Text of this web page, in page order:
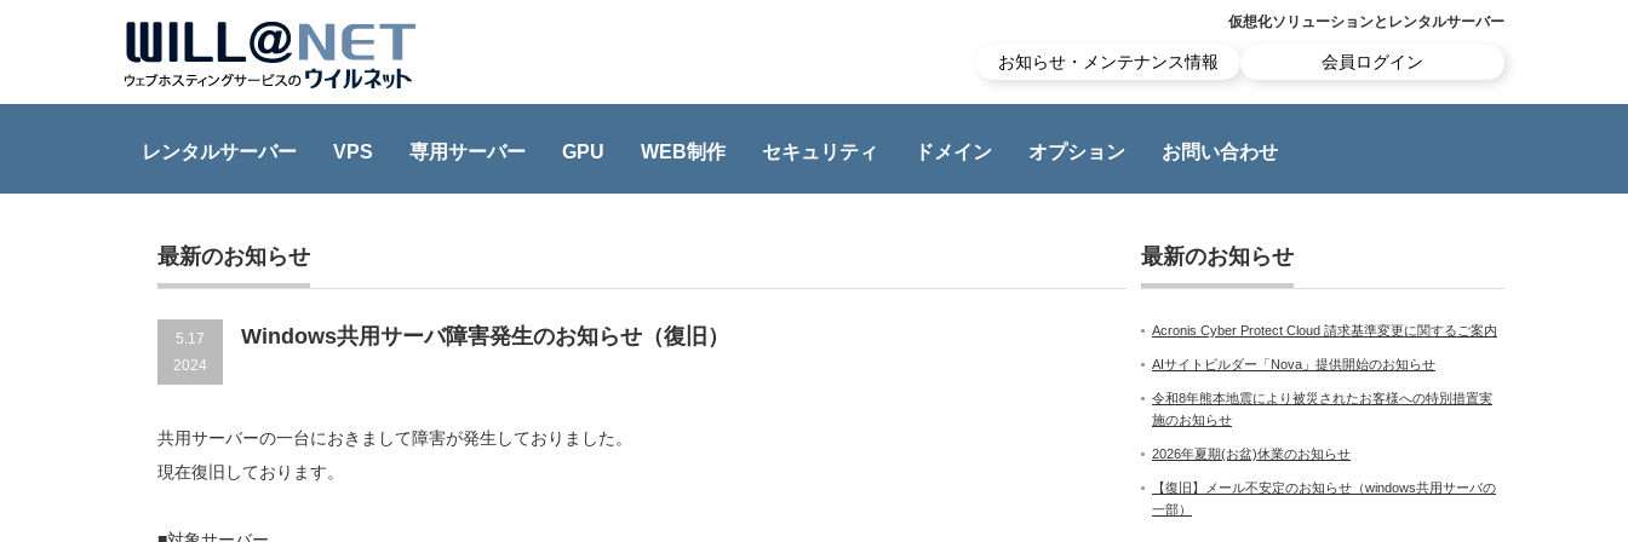
仮想化ソリューションとレンタルサーバー
お知らせ・メンテナンス情報 会員ログイン
レンタルサーバー VPS 専用サーバー GPU WEB制作 セキュリティ ドメイン オプション お問い合わせ
最新のお知らせ
5.17
2024
Windows共用サーバ障害発生のお知らせ（復旧）
共用サーバーの一台におきまして障害が発生しておりました。
現在復旧しております。
最新のお知らせ
Acronis Cyber Protect Cloud 請求基準変更に関するご案内
AIサイトビルダー「Nova」提供開始のお知らせ
令和8年熊本地震により被災されたお客様への特別措置実
施のお知らせ
2026年夏期(お盆)休業のお知らせ
【復旧】メール不安定のお知らせ（windows共用サーバの
一部）